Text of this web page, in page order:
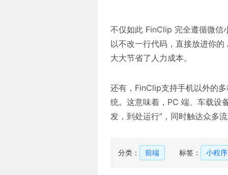
不仅如此 FinClip 完全遵循微信
以不改一行代码，直接放进你
大大节省了人力成本。
还有，FinClip支持手机以外的
统。这意味着，PC 端、车载设
发，到处运行”，同时触达众多
分类： 前端 标签： 小程序